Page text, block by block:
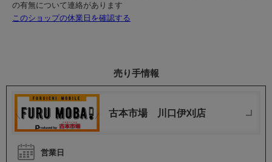
の有無について連絡があります
このショップの休業日を確認する
売り手情報
古本市場 川口伊刈店
営業日